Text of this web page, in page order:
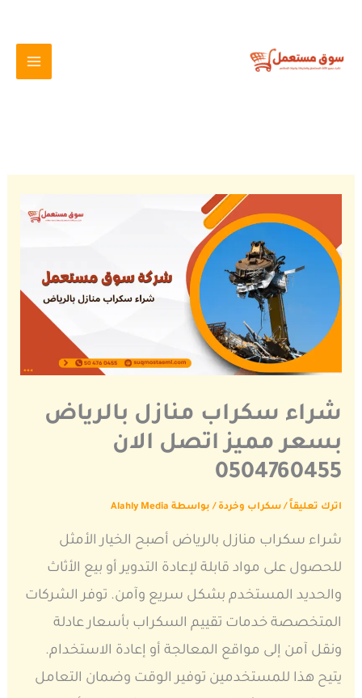
المحتوى
شراء سكراب منازل بالرياض
بسعر مميز اتصل الان
0504760455
اترك تعليقاً /سكراب وخردة / بواسطة Alahly Media
شراء سكراب منازل بالرياض أصبح الخيار الأمثل
للحصول على مواد قابلة لإعادة التدوير أو بيع الأثاث
والحديد المستخدم بشكل سريع وآمن. توفر الشركات
المتخصصة خدمات تقييم السكراب بأسعار عادلة
ونقل آمن إلى مواقع المعالجة أو إعادة الاستخدام.
يتيح هذا للمستخدمين توفير الوقت وضمان التعامل